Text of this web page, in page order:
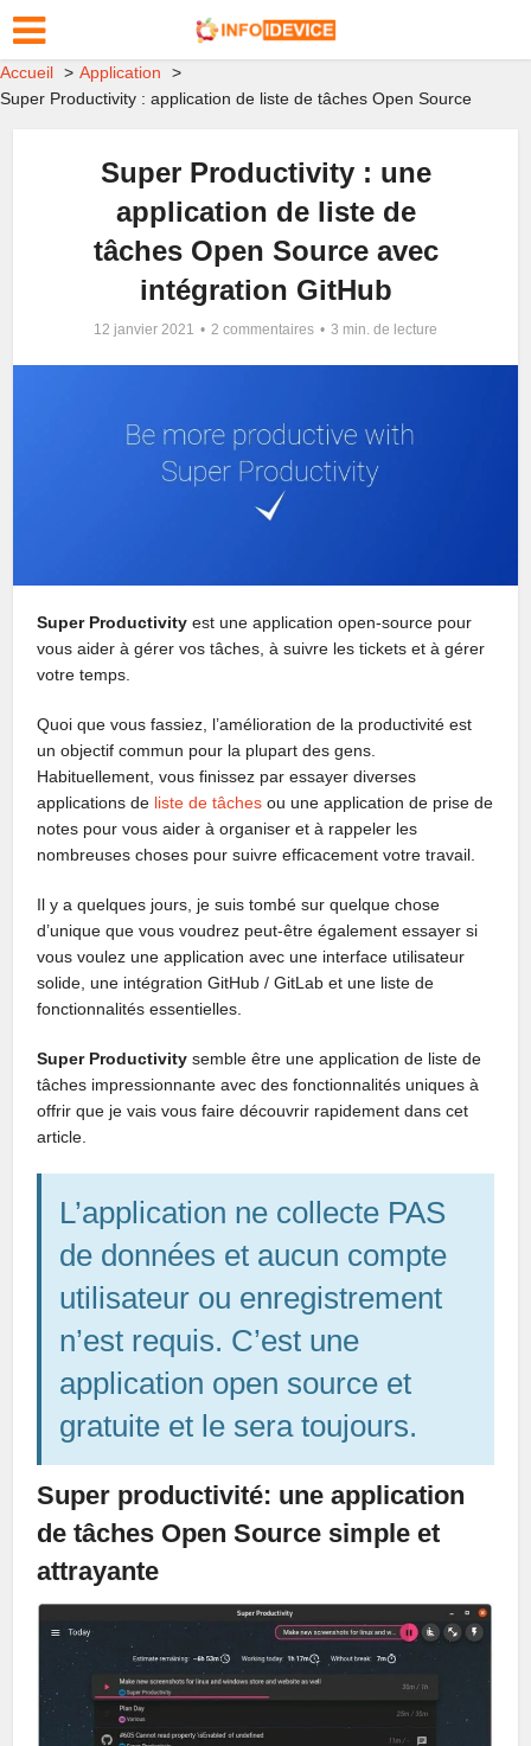
Accueil
Application
Super Productivity : application de liste de tâches Open Source
Super Productivity : une
application de liste de
tâches Open Source avec
intégration GitHub
12 janvier 2021 2 commentaires 3 min. de lecture
Super Productivity est une application open-source pour
vous aider à gérer vos tâches, à suivre les tickets et à gérer
votre temps.
Quoi que vous fassiez, l’amélioration de la productivité est
un objectif commun pour la plupart des gens.
Habituellement, vous finissez par essayer diverses
applications de liste de tâches ou une application de prise de
notes pour vous aider à organiser et à rappeler les
nombreuses choses pour suivre efficacement votre travail.
Il y a quelques jours, je suis tombé sur quelque chose
d’unique que vous voudrez peut-être également essayer si
vous voulez une application avec une interface utilisateur
solide, une intégration GitHub / GitLab et une liste de
fonctionnalités essentielles.
Super Productivity semble être une application de liste de
tâches impressionnante avec des fonctionnalités uniques à
offrir que je vais vous faire découvrir rapidement dans cet
article.
L’application ne collecte PAS
de données et aucun compte
utilisateur ou enregistrement
n’est requis. C’est une
application open source et
gratuite et le sera toujours.
Super productivité: une application
de tâches Open Source simple et
attrayante